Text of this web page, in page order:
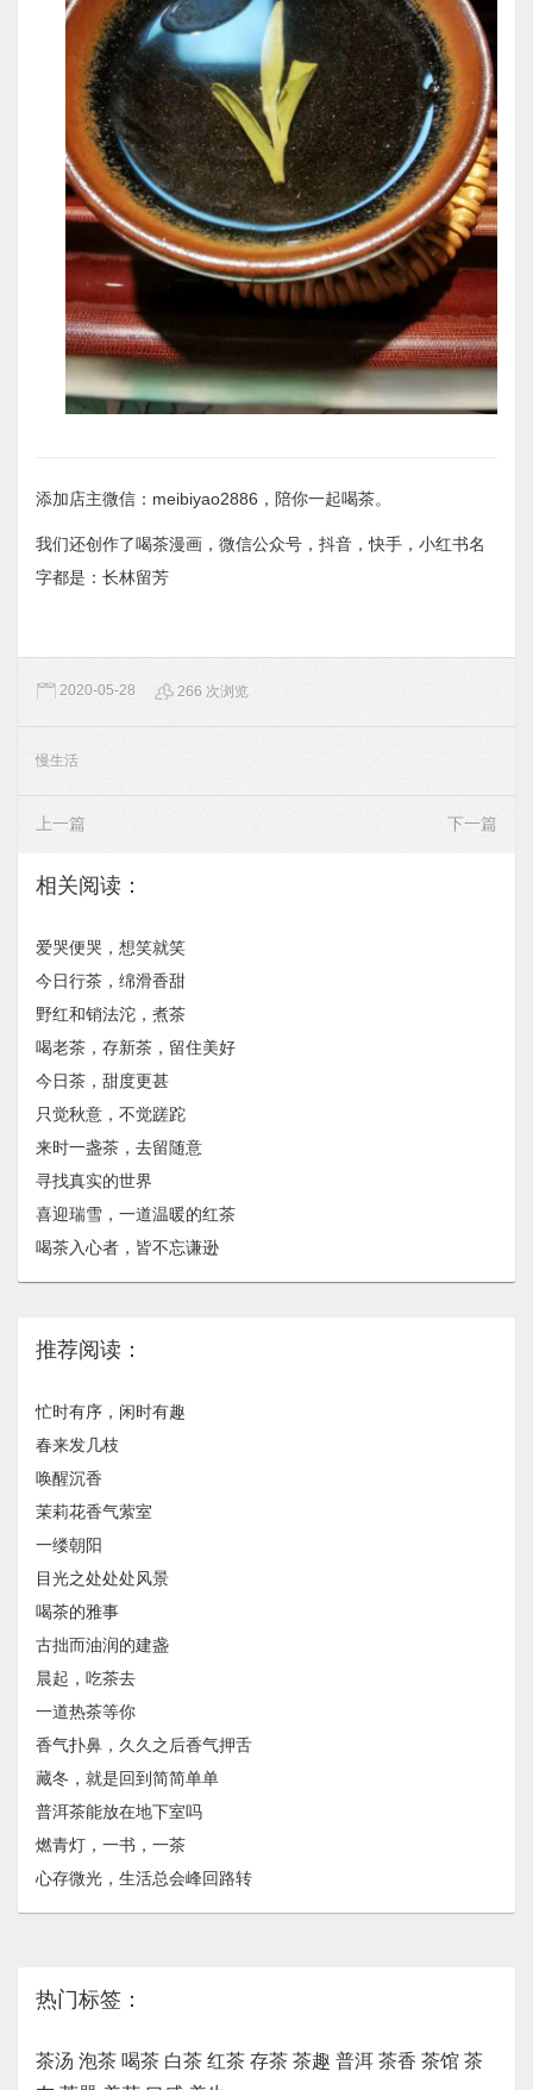
添加店主微信：meibiyao2886，陪你一起喝茶。
我们还创作了喝茶漫画，微信公众号，抖音，快手，小红书名
字都是：长林留芳
2020-05-28 266 次浏览
慢生活
上一篇 下一篇
相关阅读：
爱哭便哭，想笑就笑
今日行茶，绵滑香甜
野红和销法沱，煮茶
喝老茶，存新茶，留住美好
今日茶，甜度更甚
只觉秋意，不觉蹉跎
来时一盏茶，去留随意
寻找真实的世界
喜迎瑞雪，一道温暖的红茶
喝茶入心者，皆不忘谦逊
推荐阅读：
忙时有序，闲时有趣
春来发几枝
唤醒沉香
茉莉花香气萦室
一缕朝阳
目光之处处处风景
喝茶的雅事
古拙而油润的建盏
晨起，吃茶去
一道热茶等你
香气扑鼻，久久之后香气押舌
藏冬，就是回到简简单单
普洱茶能放在地下室吗
燃青灯，一书，一茶
心存微光，生活总会峰回路转
热门标签：
茶汤 泡茶 喝茶 白茶 红茶 存茶 茶趣 普洱 茶香 茶馆 茶